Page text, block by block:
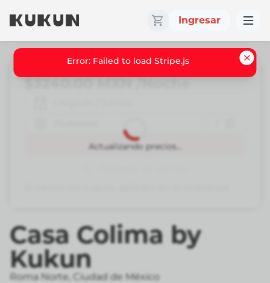
Ingresar
Casa Colima by
Kukun
Roma Norte Ciudad de México
Actualizando precios...
/Noche
Reservar
Error: Failed to load Stripe.js